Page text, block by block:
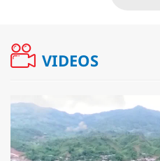
VIDEOS